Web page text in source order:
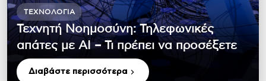
ΤΕΧΝΟΛΟΓΊΑ
Τεχνητή Νοημοσύνη: Τηλεφωνικές
απάτες με ΑΙ – Τι πρέπει να προσέξετε
Διαβάστε περισσότερα